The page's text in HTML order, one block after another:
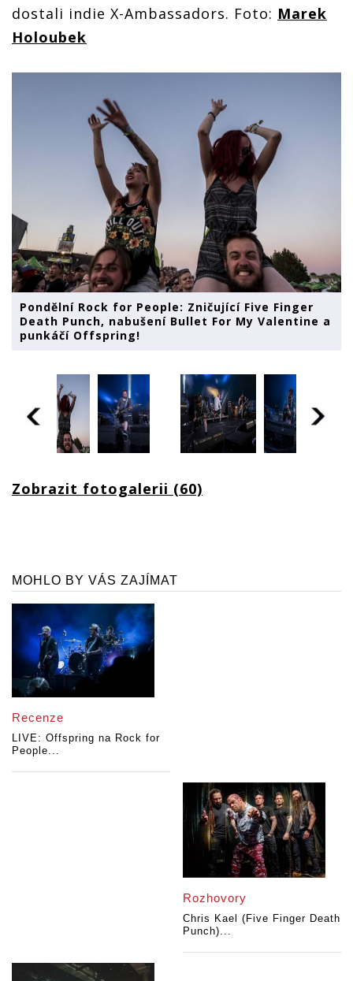
dostali indie X-Ambassadors. Foto: Marek
Holoubek
Pondělní Rock for People: Zničující Five Finger
Death Punch, nabušení Bullet For My Valentine a
punkáčí Offspring!
Zobrazit fotogalerii (60)
MOHLO BY VÁS ZAJÍMAT
Recenze
LIVE: Offspring na Rock for
People...
Rozhovory
Chris Kael (Five Finger Death
Punch)...